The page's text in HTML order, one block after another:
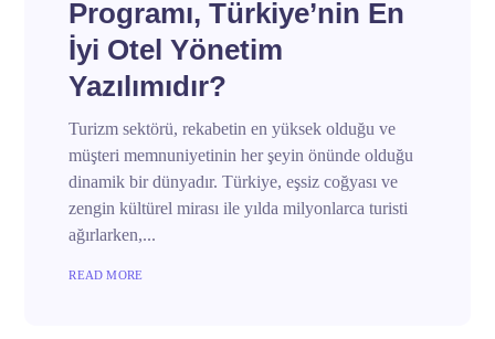
Programı, Türkiye’nin En
İyi Otel Yönetim
Yazılımıdır?
Turizm sektörü, rekabetin en yüksek olduğu ve
müşteri memnuniyetinin her şeyin önünde olduğu
dinamik bir dünyadır. Türkiye, eşsiz coğyası ve
zengin kültürel mirası ile yılda milyonlarca turisti
ağırlarken,...
READ MORE